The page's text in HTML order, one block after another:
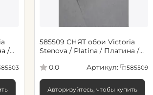
/
585509 СНЯТ обои Victoria
Stenova / Platina / Платина /
0.0
Артикул: 585509
Авторизуйтесь, чтобы купить